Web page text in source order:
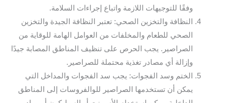
وفقًا للتوجيهات اللازمة واتباع إجراءات السلامة.
النظافة والتخزين الصحي: تعتبر النظافة الجيدة والتخزين
الصحي للطعام والمخلفات من العوامل الهامة للوقاية من
الصراصير. يجب الحرص على تنظيف المناطق المصابة جيدًا
وإزالة أي مصادر تغذية محتملة للصراصير.
الختم وسد الفجوات: يجب سد الفجوات والمداخل التي
يمكن أن تستخدمها الصراصير للوالفروسات إلى المناطق